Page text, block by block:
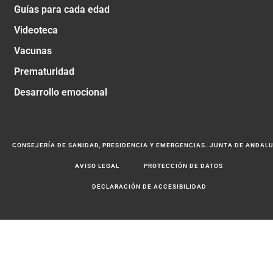
Guías para cada edad
Videoteca
Vacunas
Prematuridad
Desarrollo emocional
CONSEJERÍA DE SANIDAD, PRESIDENCIA Y EMERGENCIAS. JUNTA DE
AVISO LEGAL PROTECCIÓN DE DATOS
DECLARACIÓN DE ACCESIBILIDAD